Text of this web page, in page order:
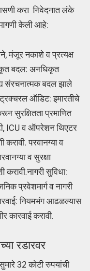
करा निवेदनात लंके
मागणी केली आहे:
मंजूर नकाशे व प्रत्यक्ष
बदल: अनधिकृत
संरचनात्मक बदल झाले
ऑडिट: इमारतीचे
सुरक्षितता प्रमाणित
ICU व ऑपरेशन थिएटर
करावी. परवानग्या व
व सुरक्षा
करावी.नागरी सुविधा:
प्रवेशमार्ग व नागरी
नियमभंग आढळल्यास
कारवाई करावी.
रडारवर
32 कोटी रुपयांची